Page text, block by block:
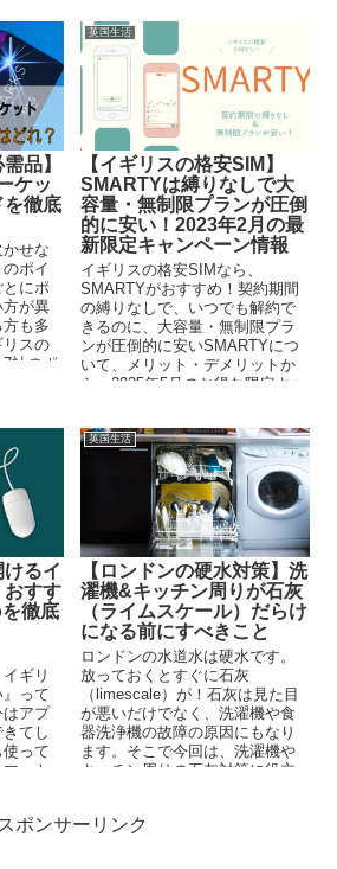
品】
ケッ
を徹底
せな
ポイ
にポ
方が異
も多
リスの
7社のポ
英国生活
【イギリスの格安SIM】
SMARTYは縛りなしで大
容量・無制限プランが圧倒
的に安い！2023年2月の最
新限定キャンペーン情報
イギリスの格安SIMなら、
SMARTYがおすすめ！契約期間
の縛りなしで、いつでも解約で
きるのに、大容量・無制限プラ
ンが圧倒的に安いSMARTYにつ
いて、メリット・デメリットか
ら、2025年5月のお得な限定キャ
む裏技も紹介しているのでぜひ
参考にしてくださいね。
けるイ
おすす
徹底
ギリ
って
はアプ
てし
って
ート
英国生活
【ロンドンの硬水対策】洗
濯機&キッチン周りが石灰
（ライムスケール）だらけ
になる前にすべきこと
ロンドンの水道水は硬水です。
放っておくとすぐに石灰
（limescale）が！石灰は見た目
が悪いだけでなく、洗濯機や食
器洗浄機の故障の原因にもなり
ます。そこで今回は、洗濯機や
キッチン周りの石灰対策に役立
スポンサーリンク